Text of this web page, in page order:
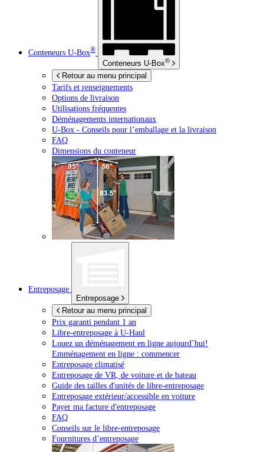
Conteneurs U-Box®
Conteneurs U-Box®
Retour au menu principal
Tarifs et renseignements
Options de livraison
Utilisations fréquentes
Déménagements internationaux
U-Box - Conseils pour l’emballage et la livraison
FAQ
Dimensions du conteneur
Entreposage
Entreposage
Retour au menu principal
Prix garanti pendant 1 an
Libre-entreposage à U-Haul
Louez un déménagement en ligne aujourd’hui!
Emménagement en ligne : commencer
Entreposage climatisé
Entreposage de VR, de voiture et de bateau
Guide des tailles d'unités de libre-entreposage
Entreposage extérieur/accessible en voiture
Payer ma facture d'entreposage
FAQ
Conseils sur le libre-entreposage
Fournitures d’entreposage